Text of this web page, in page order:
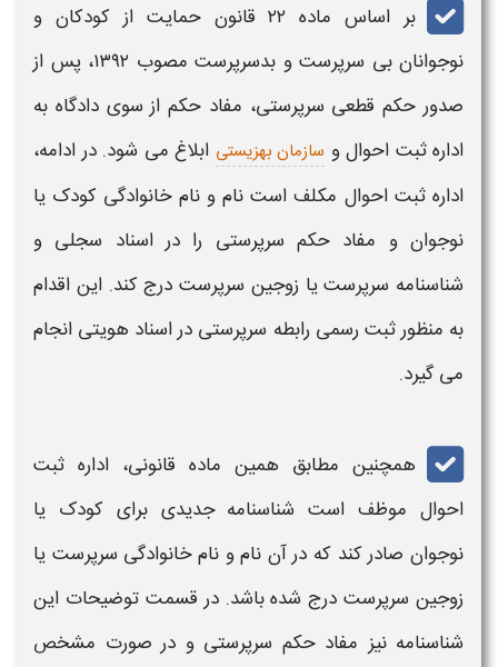
بر اساس ماده ۲۲ قانون حمایت از کودکان و
نوجوانان بی‌ سرپرست و بدسرپرست مصوب ۱۳۹۲، پس از
صدور حکم قطعی سرپرستی، مفاد حکم از سوی دادگاه به
اداره ثبت احوال و سازمان بهزیستی ابلاغ می‌ شود. در ادامه،
اداره ثبت احوال مکلف است نام و نام خانوادگی کودک یا
نوجوان و مفاد حکم سرپرستی را در اسناد سجلی و
شناسنامه سرپرست یا زوجین سرپرست درج کند. این اقدام
به منظور ثبت رسمی رابطه سرپرستی در اسناد هویتی انجام
می‌ گیرد.
همچنین مطابق همین ماده قانونی، اداره ثبت
احوال موظف است شناسنامهجدیدی برای کودک یا
نوجوان صادر کند که در آن نام و نام خانوادگی سرپرست یا
زوجین سرپرست درج شده باشد. در قسمت توضیحات این
شناسنامهنیز مفاد حکم سرپرستی و در صورت مشخص